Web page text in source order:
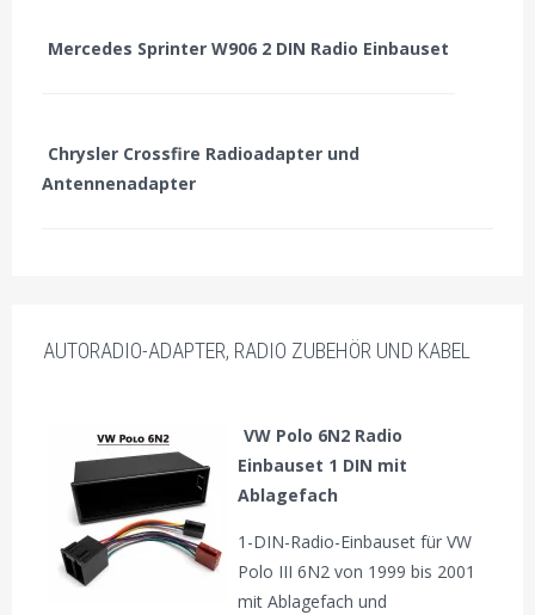
Mercedes Sprinter W906 2 DIN Radio Einbauset
Chrysler Crossfire Radioadapter und
Antennenadapter
AUTORADIO-ADAPTER, RADIO ZUBEHÖR UND KABEL
VW Polo 6N2 Radio
Einbauset 1 DIN mit
Ablagefach
1-DIN-Radio-Einbauset für VW
Polo III 6N2 von 1999 bis 2001
mit Ablagefach und